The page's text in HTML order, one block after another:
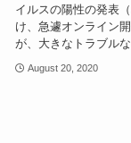
イルスの陽性の発表
け、急遽オンライン
が、大きなトラブル
August 20, 2020